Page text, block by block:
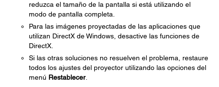
reduzca el tamaño de la pantalla si está utilizando el
modo de pantalla completa.
Para las imágenes proyectadas de las aplicaciones que
utilizan DirectX de Windows, desactive las funciones de
DirectX.
Si las otras soluciones no resuelven el problema, restaure
todos los ajustes del proyector utilizando las opciones del
menú Restablecer.